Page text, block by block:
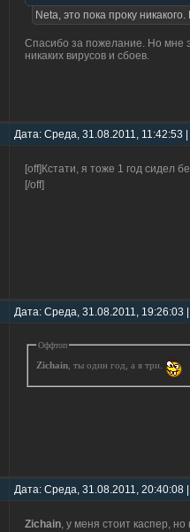
Neta, это пока проку
Спасибо за пожелание. Но мне
никаких вирусов и сбоев.
Дата: Среда, 31.08.2011,
[off]Кстати, я тоже 1 год сидел
[/off]
Дата: Среда, 31.08.2011,
Оффтоп
Zichain , ты один год, а я три.
Дата: Среда, 31.08.2011,
Zichain, у меня стоит каспер,